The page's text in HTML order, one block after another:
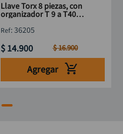
Llave Torx 8 piezas, con
organizador T 9 a T40
:36205
$ 14.900 $16.900
Agregar